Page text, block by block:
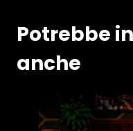
Potrebbe
anche